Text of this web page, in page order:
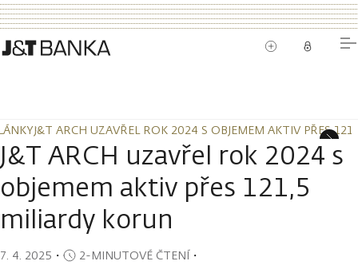
J&T ARCH UZAVŘEL ROK 2024 S OBJEMEM AKTIV PŘES
J&T ARCH uzavřel rok 2024 s
objemem aktiv přes 121,5
miliardy korun
7. 4. 2025 ・ 2-MINUTOVÉ ČTENÍ・